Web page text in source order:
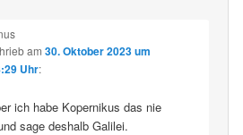
am 30. Oktober 2023 um
Uhr:
ich habe Kopernikus das nie
sage deshalb Galilei.